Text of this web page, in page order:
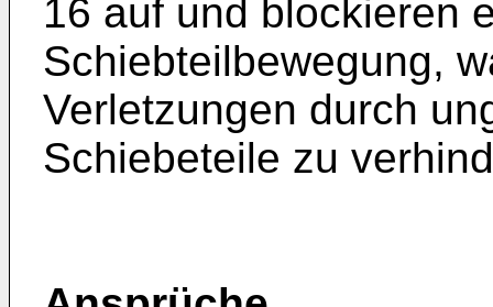
16 auf und blockieren
Schiebteilbewegung,
Verletzungen durch
Schiebeteile zu